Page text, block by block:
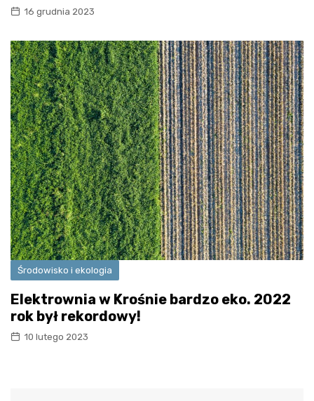
16 grudnia 2023
Środowisko i ekologia
Elektrownia w Krośnie bardzo eko. 2022
rok był rekordowy!
10 lutego 2023